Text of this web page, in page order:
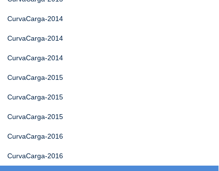
CurvaCarga-2014
CurvaCarga-2014
CurvaCarga-2014
CurvaCarga-2015
CurvaCarga-2015
CurvaCarga-2015
CurvaCarga-2016
CurvaCarga-2016